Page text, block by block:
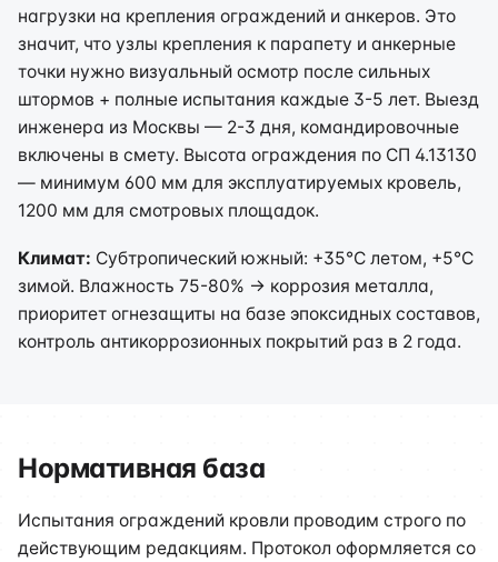
нагрузки на крепления ограждений и анкеров. Это
значит, что узлы крепления к парапету и анкерные
точки нужно визуальный осмотр после сильных
штормов + полные испытания каждые 3-5 лет. Выезд
инженера из Москвы — 2-3 дня, командировочные
включены в смету. Высота ограждения по СП 4.13130
— минимум 600 мм для эксплуатируемых кровель,
1200 мм для смотровых площадок.
Климат: Субтропический южный: +35°C летом, +5°C
зимой. Влажность 75-80% → коррозия металла,
приоритет огнезащиты на базе эпоксидных составов,
контроль антикоррозионных покрытий раз в 2 года.
Нормативная база
Испытания ограждений кровли проводим строго по
действующим редакциям. Протокол оформляется со